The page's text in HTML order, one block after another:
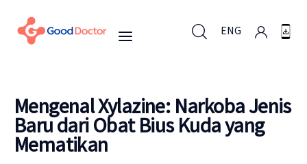
ENG
ENG
Untuk Bisnis
Mengenal Xylazine: Narkoba Jenis
Baru dari Obat Bius Kuda yang
Mematikan